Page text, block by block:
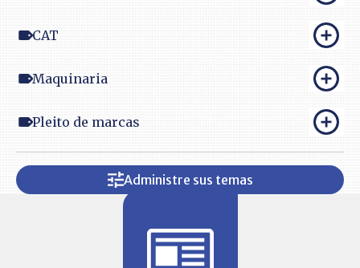
CAT
Maquinaria
Pleito de marcas
Administre sus temas